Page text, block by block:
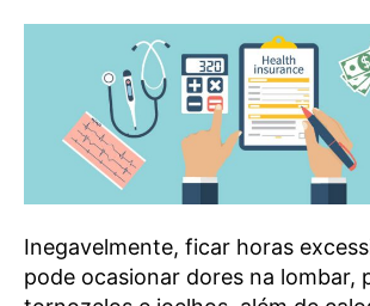
Inegavelmente, ficar horas
pode ocasionar dores na lombar,